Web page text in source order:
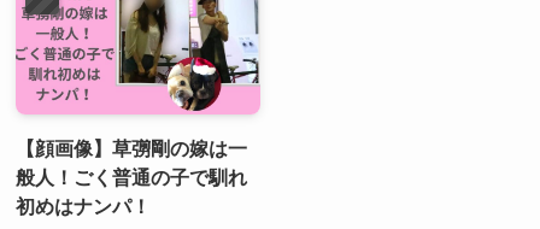
【顔画像】草彅剛の嫁は一
般人！ごく普通の子で馴れ
初めはナンパ！